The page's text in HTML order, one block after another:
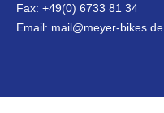
Fax: +49(0) 6733 81 34
Email: mail@meyer-bikes.de